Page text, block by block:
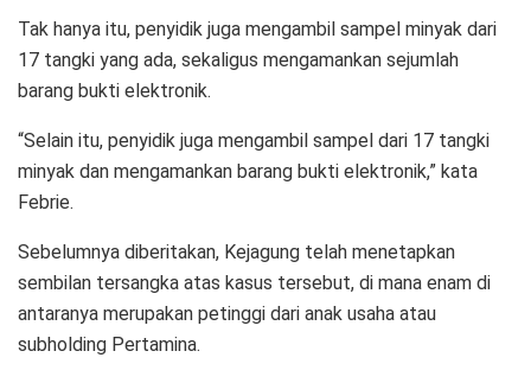
Tak hanya itu, penyidik juga mengambil sampel minyak dari
17 tangki yang ada, sekaligus mengamankan sejumlah
barang bukti elektronik.
“Selain itu, penyidik juga mengambil sampel dari 17 tangki
minyak dan mengamankan barang bukti elektronik,” kata
Febrie.
Sebelumnya diberitakan, Kejagung telah menetapkan
sembilan tersangka atas kasus tersebut, di mana enam di
antaranya merupakan petinggi dari anak usaha atau
subholding Pertamina.